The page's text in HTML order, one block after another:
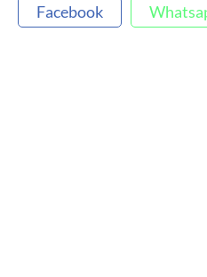
Facebook